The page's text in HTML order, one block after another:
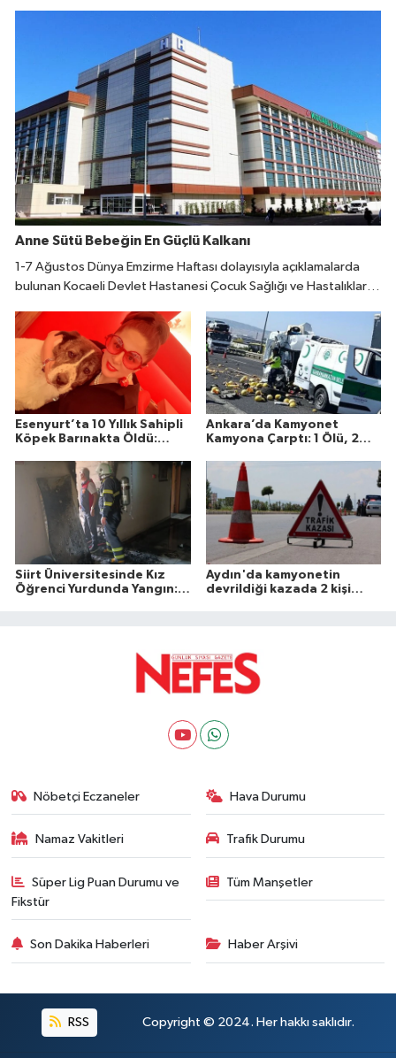
Anne Sütü Bebeğin En Güçlü Kalkanı
1-7 Ağustos Dünya Emzirme Haftası dolayısıyla açıklamalarda
bulunan Kocaeli Devlet Hastanesi Çocuk Sağlığı ve Hastalıkları
içinde emzirmeye başlanmasının büyük önem taşıdığını belirtti.
Esenyurt’ta 10 Yıllık Sahipli
Köpek Barınakta Öldü:
Soruşturma Talebi
Ankara’da Kamyonet
Kamyona Çarptı: 1 Ölü, 2
Siirt Üniversitesinde Kız
Öğrenci Yurdunda Yangın: 1
Aydın'da kamyonetin
devrildiği kazada 2 kişi
Nöbetçi Eczaneler Hava Durumu
Namaz Vakitleri Trafik Durumu
Süper Lig Puan Durumu ve
Fikstür
Tüm Manşetler
Son Dakika Haberleri Haber Arşivi
RSS Copyright © 2024. Her hakkı saklıdır.